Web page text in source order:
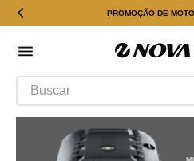
PROMOÇÃO DE
Buscar